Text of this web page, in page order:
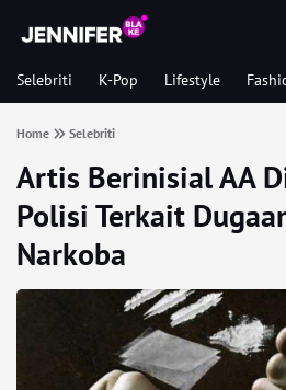
Selebriti K-Pop Lifestyle
Home Selebriti
Artis Berinisial AA
Polisi Terkait
Narkoba